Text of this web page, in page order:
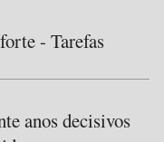
- Tarefas
anos decisivos